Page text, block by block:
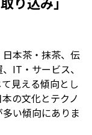
本茶・抹茶、伝
IT・サービス、
見える傾向とし
の文化とテクノ
い傾向にありま